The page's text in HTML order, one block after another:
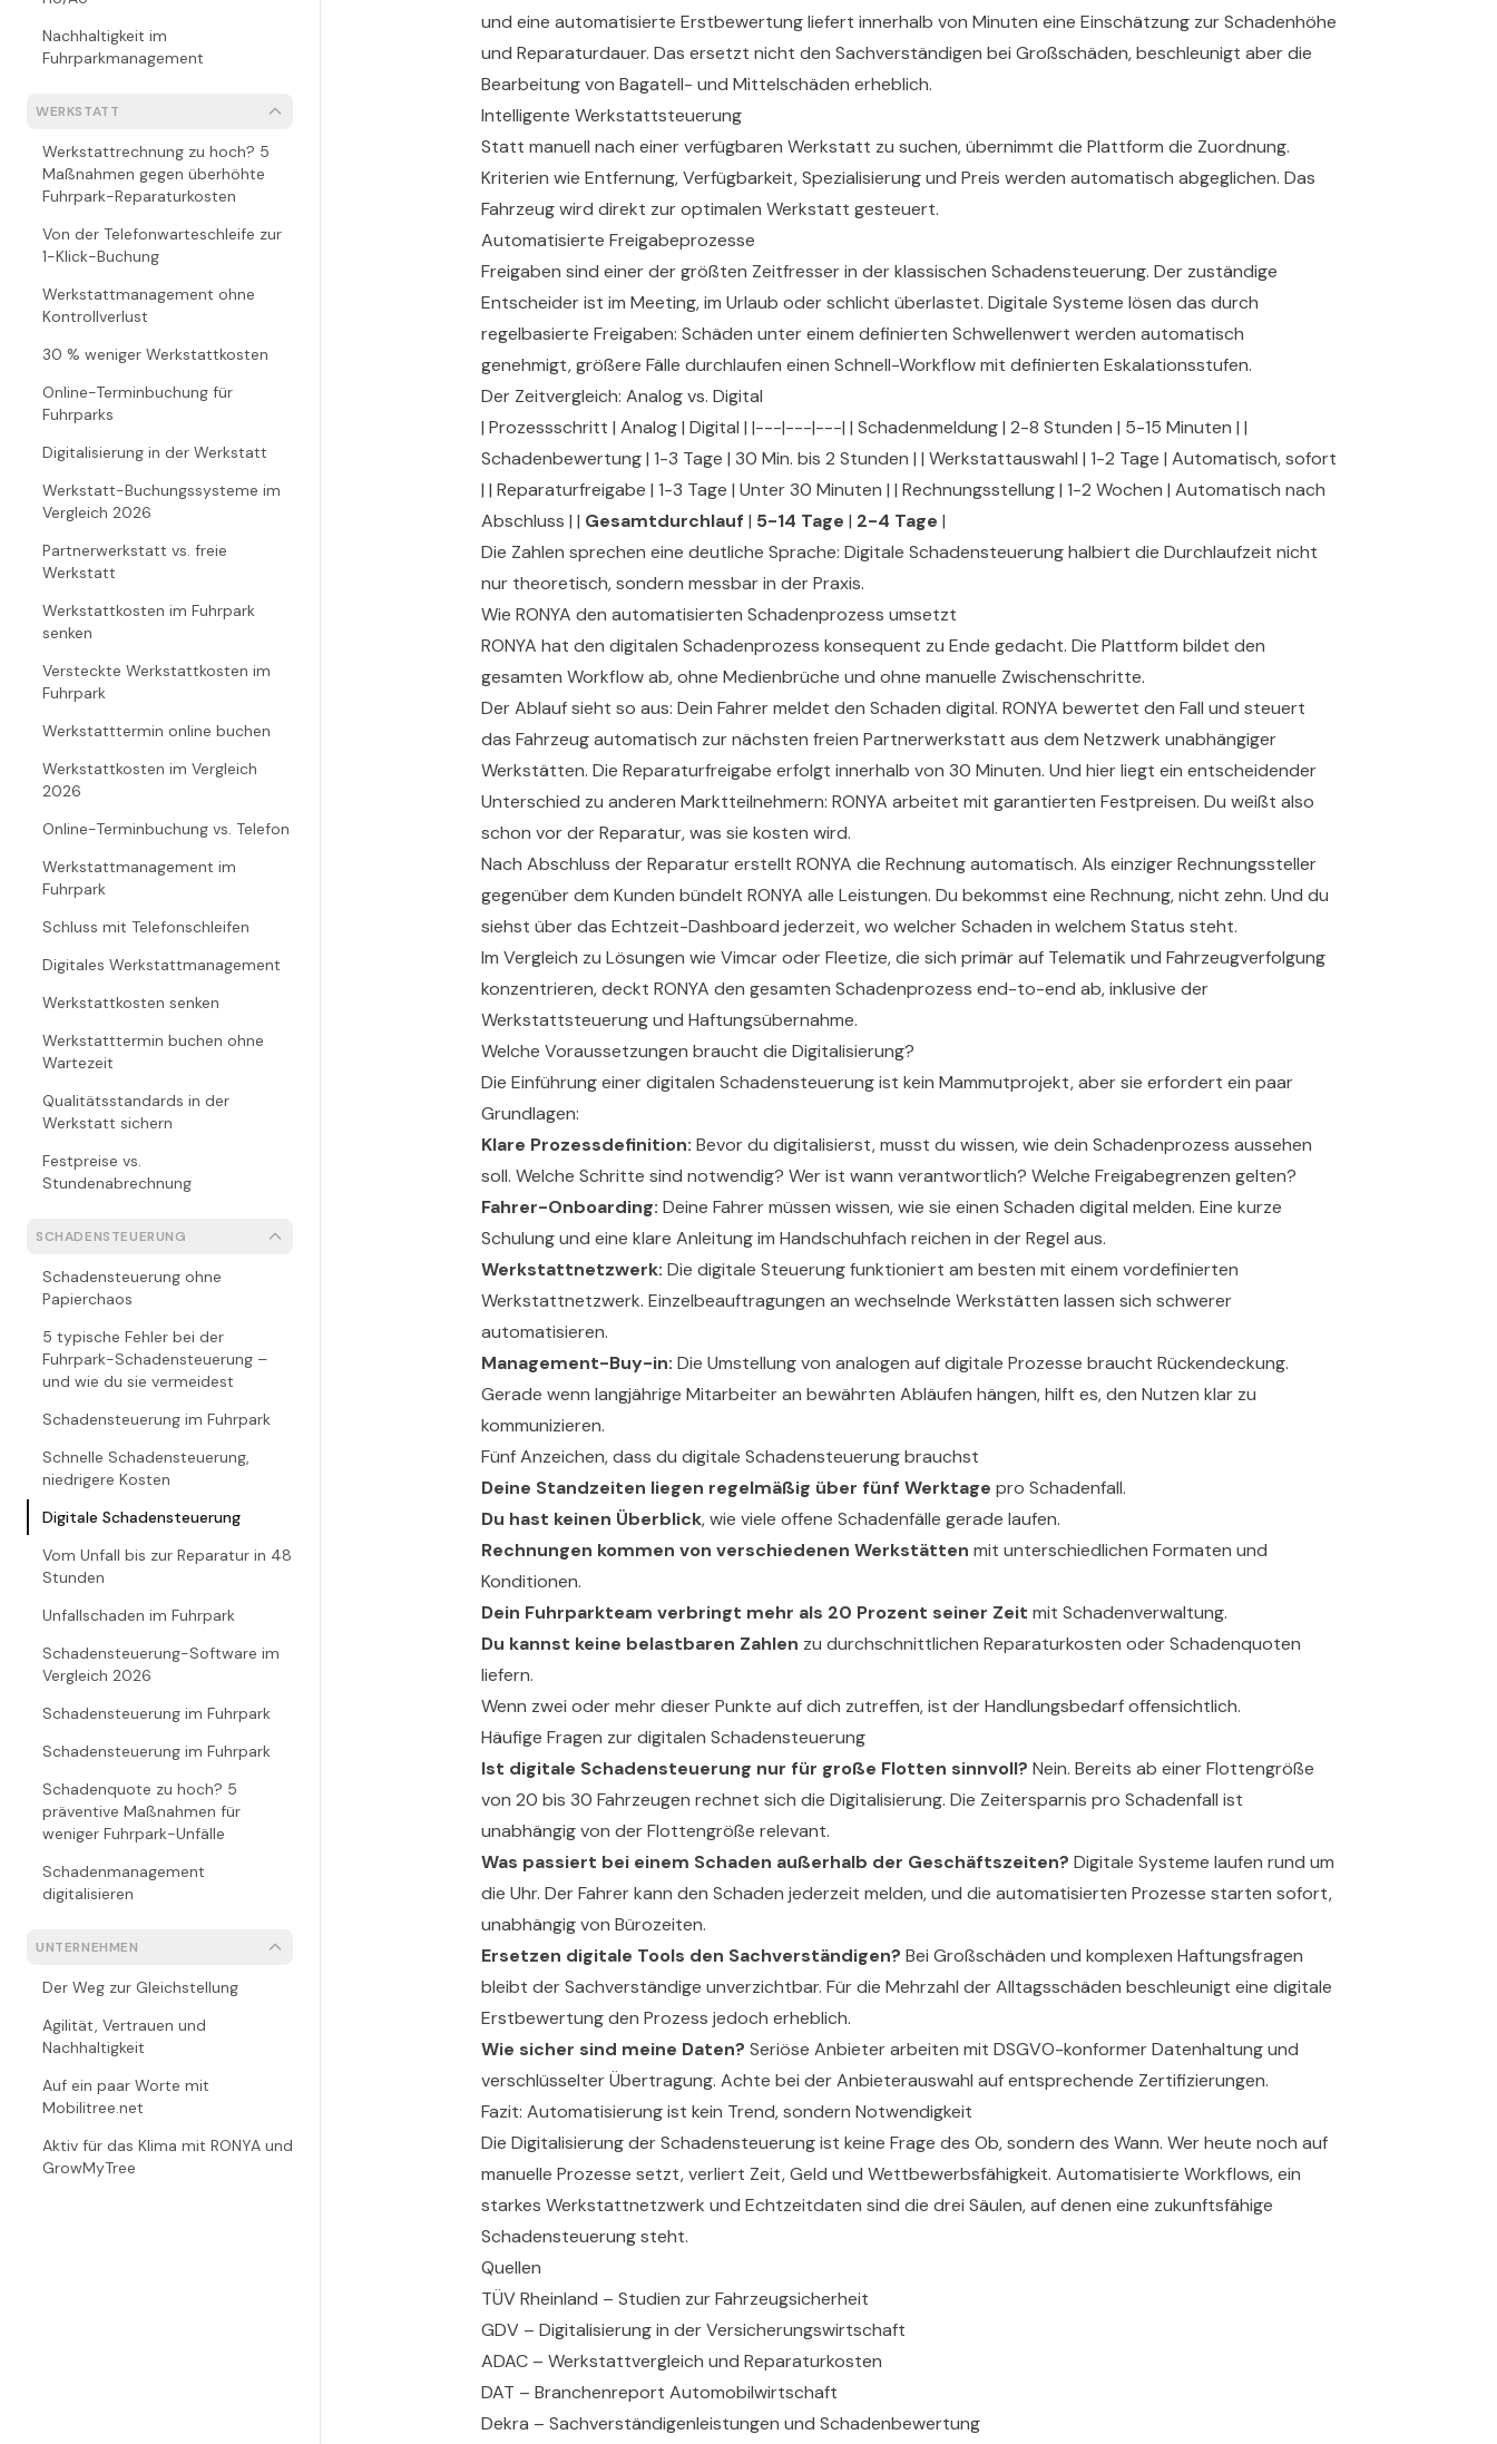
Nachhaltigkeit im
Fuhrparkmanagement
WERKSTATT
Werkstattrechnung zu hoch? 5
Maßnahmen gegen überhöhte
Fuhrpark-Reparaturkosten
Von der Telefonwarteschleife zur
1-Klick-Buchung
Werkstattmanagement ohne
Kontrollverlust
30 % weniger Werkstattkosten
Online-Terminbuchung für
Fuhrparks
Digitalisierung in der Werkstatt
Werkstatt-Buchungssysteme im
Vergleich 2026
Partnerwerkstatt vs. freie
Werkstatt
Werkstattkosten im Fuhrpark
senken
Versteckte Werkstattkosten im
Fuhrpark
Werkstatttermin online buchen
Werkstattkosten im Vergleich
2026
Online-Terminbuchung vs. Telefon
Werkstattmanagement im
Fuhrpark
Schluss mit Telefonschleifen
Digitales Werkstattmanagement
Werkstattkosten senken
Werkstatttermin buchen ohne
Wartezeit
Qualitätsstandards in der
Werkstatt sichern
Festpreise vs.
Stundenabrechnung
SCHADENSTEUERUNG
Schadensteuerung ohne
Papierchaos
5 typische Fehler bei der
Fuhrpark-Schadensteuerung –
und wie du sie vermeidest
Schadensteuerung im Fuhrpark
Schnelle Schadensteuerung,
niedrigere Kosten
Digitale Schadensteuerung
Vom Unfall bis zur Reparatur in 48
Stunden
Unfallschaden im Fuhrpark
Schadensteuerung-Software im
Vergleich 2026
Schadensteuerung im Fuhrpark
Schadensteuerung im Fuhrpark
Schadenquote zu hoch? 5
präventive Maßnahmen für
weniger Fuhrpark-Unfälle
Schadenmanagement
digitalisieren
UNTERNEHMEN
Der Weg zur Gleichstellung
Agilität, Vertrauen und
Nachhaltigkeit
Auf ein paar Worte mit
Mobilitree.net
Aktiv für das Klima mit RONYA und
GrowMyTree
und eine automatisierte Erstbewertung liefert innerhalb von Minuten eine Einschätzung zur Schadenhöhe
und Reparaturdauer. Das ersetzt nicht den Sachverständigen bei Großschäden, beschleunigt aber die
Bearbeitung von Bagatell- und Mittelschäden erheblich.
Intelligente Werkstattsteuerung
Statt manuell nach einer verfügbaren Werkstatt zu suchen, übernimmt die Plattform die Zuordnung.
Kriterien wie Entfernung, Verfügbarkeit, Spezialisierung und Preis werden automatisch abgeglichen. Das
Fahrzeug wird direkt zur optimalen Werkstatt gesteuert.
Automatisierte Freigabeprozesse
Freigaben sind einer der größten Zeitfresser in der klassischen Schadensteuerung. Der zuständige
Entscheider ist im Meeting, im Urlaub oder schlicht überlastet. Digitale Systeme lösen das durch
regelbasierte Freigaben: Schäden unter einem definierten Schwellenwert werden automatisch
genehmigt, größere Fälle durchlaufen einen Schnell-Workflow mit definierten Eskalationsstufen.
Der Zeitvergleich: Analog vs. Digital
| Prozessschritt | Analog | Digital | |---|---|---| | Schadenmeldung | 2-8 Stunden | 5-15 Minuten | |
Schadenbewertung | 1-3 Tage | 30 Min. bis 2 Stunden | | Werkstattauswahl | 1-2 Tage | Automatisch, sofort
| | Reparaturfreigabe | 1-3 Tage | Unter 30 Minuten | | Rechnungsstellung | 1-2 Wochen | Automatisch nach
Abschluss | | Gesamtdurchlauf | 5-14 Tage | 2-4 Tage |
Die Zahlen sprechen eine deutliche Sprache: Digitale Schadensteuerung halbiert die Durchlaufzeit nicht
nur theoretisch, sondern messbar in der Praxis.
Wie RONYA den automatisierten Schadenprozess umsetzt
RONYA hat den digitalen Schadenprozess konsequent zu Ende gedacht. Die Plattform bildet den
gesamten Workflow ab, ohne Medienbrüche und ohne manuelle Zwischenschritte.
Der Ablauf sieht so aus: Dein Fahrer meldet den Schaden digital. RONYA bewertet den Fall und steuert
das Fahrzeug automatisch zur nächsten freien Partnerwerkstatt aus dem Netzwerk unabhängiger
Werkstätten. Die Reparaturfreigabe erfolgt innerhalb von 30 Minuten. Und hier liegt ein entscheidender
Unterschied zu anderen Marktteilnehmern: RONYA arbeitet mit garantierten Festpreisen. Du weißt also
schon vor der Reparatur, was sie kosten wird.
Nach Abschluss der Reparatur erstellt RONYA die Rechnung automatisch. Als einziger Rechnungssteller
gegenüber dem Kunden bündelt RONYA alle Leistungen. Du bekommst eine Rechnung, nicht zehn. Und du
siehst über das Echtzeit-Dashboard jederzeit, wo welcher Schaden in welchem Status steht.
Im Vergleich zu Lösungen wie Vimcar oder Fleetize, die sich primär auf Telematik und Fahrzeugverfolgung
konzentrieren, deckt RONYA den gesamten Schadenprozess end-to-end ab, inklusive der
Werkstattsteuerung und Haftungsübernahme.
Welche Voraussetzungen braucht die Digitalisierung?
Die Einführung einer digitalen Schadensteuerung ist kein Mammutprojekt, aber sie erfordert ein paar
Grundlagen:
Klare Prozessdefinition: Bevor du digitalisierst, musst du wissen, wie dein Schadenprozess aussehen
soll. Welche Schritte sind notwendig? Wer ist wann verantwortlich? Welche Freigabegrenzen gelten?
Fahrer-Onboarding: Deine Fahrer müssen wissen, wie sie einen Schaden digital melden. Eine kurze
Schulung und eine klare Anleitung im Handschuhfach reichen in der Regel aus.
Werkstattnetzwerk: Die digitale Steuerung funktioniert am besten mit einem vordefinierten
Werkstattnetzwerk. Einzelbeauftragungen an wechselnde Werkstätten lassen sich schwerer
automatisieren.
Management-Buy-in: Die Umstellung von analogen auf digitale Prozesse braucht Rückendeckung.
Gerade wenn langjährige Mitarbeiter an bewährten Abläufen hängen, hilft es, den Nutzen klar zu
kommunizieren.
Fünf Anzeichen, dass du digitale Schadensteuerung brauchst
Deine Standzeiten liegen regelmäßig über fünf Werktage pro Schadenfall.
Du hast keinen Überblick, wie viele offene Schadenfälle gerade laufen.
Rechnungen kommen von verschiedenen Werkstätten mit unterschiedlichen Formaten und
Konditionen.
Dein Fuhrparkteam verbringt mehr als 20 Prozent seiner Zeit mit Schadenverwaltung.
Du kannst keine belastbaren Zahlen zu durchschnittlichen Reparaturkosten oder Schadenquoten
liefern.
Wenn zwei oder mehr dieser Punkte auf dich zutreffen, ist der Handlungsbedarf offensichtlich.
Häufige Fragen zur digitalen Schadensteuerung
Ist digitale Schadensteuerung nur für große Flotten sinnvoll? Nein. Bereits ab einer Flottengröße
von 20 bis 30 Fahrzeugen rechnet sich die Digitalisierung. Die Zeitersparnis pro Schadenfall ist
unabhängig von der Flottengröße relevant.
Was passiert bei einem Schaden außerhalb der Geschäftszeiten? Digitale Systeme laufen rund um
die Uhr. Der Fahrer kann den Schaden jederzeit melden, und die automatisierten Prozesse starten sofort,
unabhängig von Bürozeiten.
Ersetzen digitale Tools den Sachverständigen? Bei Großschäden und komplexen Haftungsfragen
bleibt der Sachverständige unverzichtbar. Für die Mehrzahl der Alltagsschäden beschleunigt eine digitale
Erstbewertung den Prozess jedoch erheblich.
Wie sicher sind meine Daten? Seriöse Anbieter arbeiten mit DSGVO-konformer Datenhaltung und
verschlüsselter Übertragung. Achte bei der Anbieterauswahl auf entsprechende Zertifizierungen.
Fazit: Automatisierung ist kein Trend, sondern Notwendigkeit
Die Digitalisierung der Schadensteuerung ist keine Frage des Ob, sondern des Wann. Wer heute noch auf
manuelle Prozesse setzt, verliert Zeit, Geld und Wettbewerbsfähigkeit. Automatisierte Workflows, ein
starkes Werkstattnetzwerk und Echtzeitdaten sind die drei Säulen, auf denen eine zukunftsfähige
Schadensteuerung steht.
Quellen
TÜV Rheinland – Studien zur Fahrzeugsicherheit
GDV – Digitalisierung in der Versicherungswirtschaft
ADAC – Werkstattvergleich und Reparaturkosten
DAT – Branchenreport Automobilwirtschaft
Dekra – Sachverständigenleistungen und Schadenbewertung